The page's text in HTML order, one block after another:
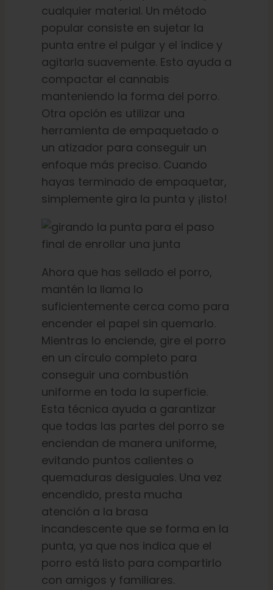
cualquier material. Un método
popular consiste en sujetar la
punta entre el pulgar y el índice y
agitarla suavemente. Esto ayuda a
compactar el cannabis
manteniendo la forma del porro.
Otra opción es utilizar una
herramienta de empaquetado o
un atizador para conseguir un
enfoque más preciso. Cuando
hayas terminado de empaquetar,
simplemente gira la punta y ¡listo!
Ahora que has sellado el porro,
mantén la llama lo
suficientemente cerca como para
encender el papel sin quemarlo.
Mientras lo enciende, gire el porro
en un círculo completo para
conseguir una combustión
uniforme en toda la superficie.
Esta técnica ayuda a garantizar
que todas las partes del porro se
enciendan de manera uniforme,
evitando puntos calientes o
quemaduras desiguales. Una vez
encendido, presta mucha
atención a la brasa
incandescente que se forma en la
punta, ya que nos indica que el
porro está listo para compartirlo
con amigos y familiares.